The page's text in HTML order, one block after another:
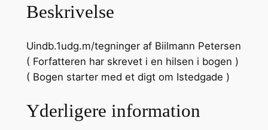
a
t
a
l
Beskrivelse
Uindb.1udg.m/tegninger af Biilmann Petersen
( Forfatteren har skrevet i en hilsen i bogen )
( Bogen starter med et digt om Istedgade )
Yderligere information